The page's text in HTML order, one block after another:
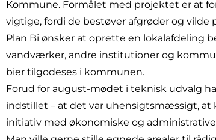
Kommune. Formålet med projektet er at
vigtige, fordi de bestøver afgrøder og vilde
Plan Bi ønsker at oprette en lokalafdeling
vandværker, andre institutioner og
bier tilgodeses i kommunen.
Forud for august-mødet i teknisk udvalg
indstillet – at det var uhensigtsmæssigt,
initiativ med økonomiske og administrative